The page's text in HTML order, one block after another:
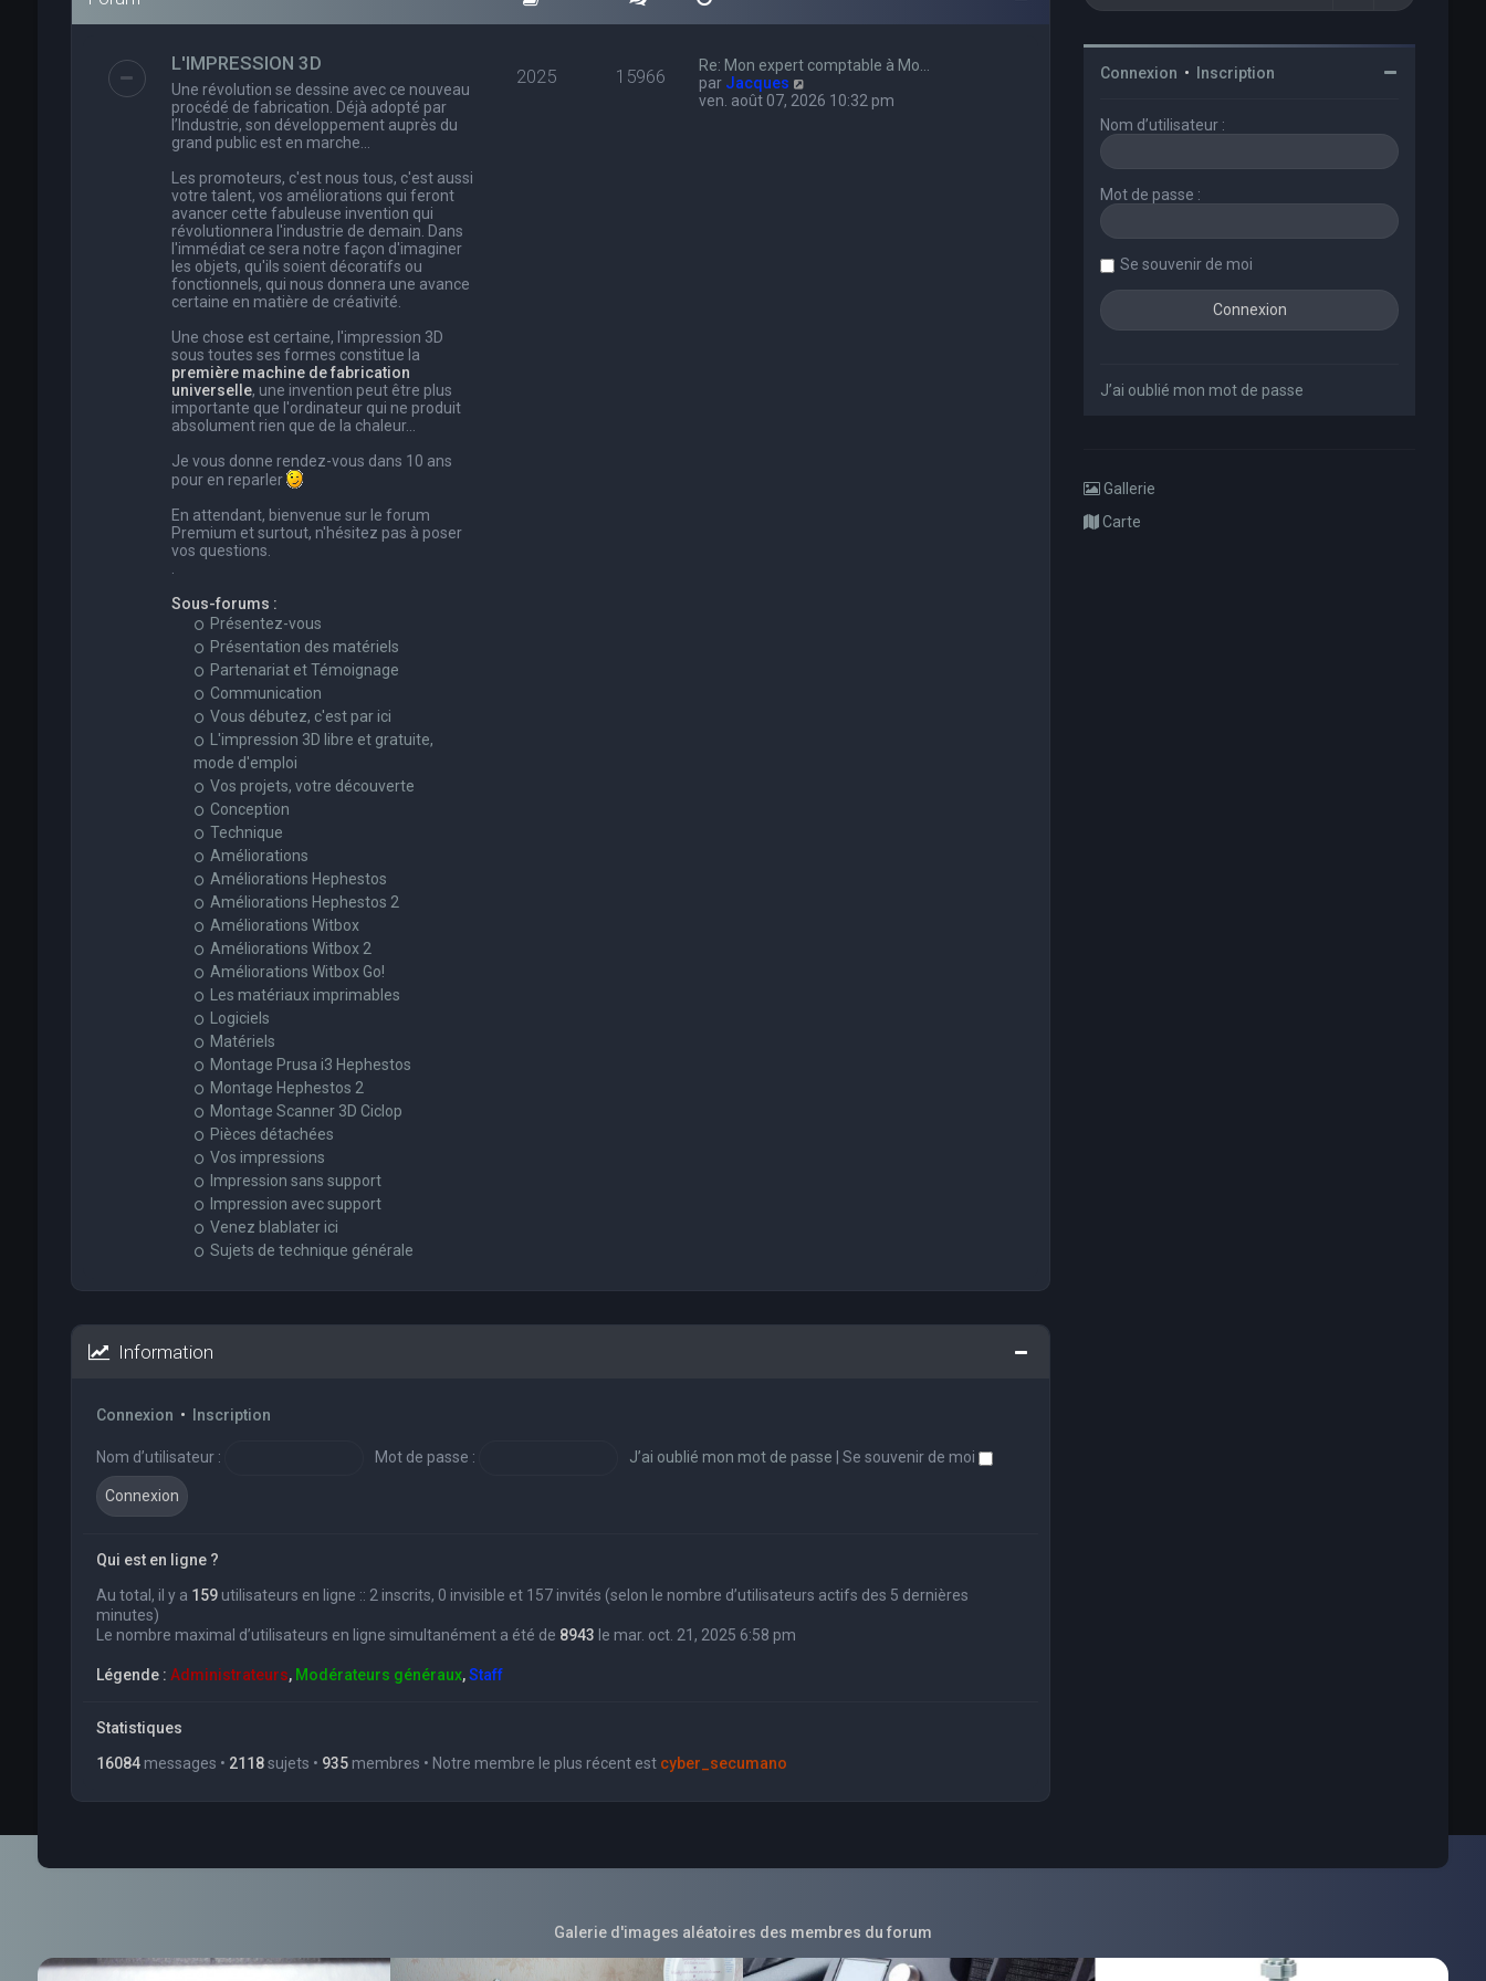
L'IMPRESSION 3D
Une révolution se dessine avec ce nouveau
procédé de fabrication. Déjà adopté par
l’Industrie, son développement auprès du
grand public est en marche…
Les promoteurs, c'est nous tous, c'est aussi
votre talent, vos améliorations qui feront
avancer cette fabuleuse invention qui
révolutionnera l'industrie de demain. Dans
l'immédiat ce sera notre façon d'imaginer
les objets, qu'ils soient décoratifs ou
fonctionnels, qui nous donnera une avance
certaine en matière de créativité.
Une chose est certaine, l'impression 3D
sous toutes ses formes constitue la
première machine de fabrication
universelle, une invention peut être plus
importante que l'ordinateur qui ne produit
absolument rien que de la chaleur...
Je vous donne rendez-vous dans 10 ans
pour en reparler
En attendant, bienvenue sur le forum
Premium et surtout, n'hésitez pas à poser
vos questions.
Sous-forums :
Présentez-vous
Présentation des matériels
Partenariat et Témoignage
Communication
Vous débutez, c'est par ici
L'impression 3D libre et gratuite,
mode d'emploi
Vos projets, votre découverte
Conception
Technique
Améliorations
Améliorations Hephestos
Améliorations Hephestos 2
Améliorations Witbox
Améliorations Witbox 2
Améliorations Witbox Go!
Les matériaux imprimables
Logiciels
Matériels
Montage Prusa i3 Hephestos
Montage Hephestos 2
Montage Scanner 3D Ciclop
Pièces détachées
Vos impressions
Impression sans support
Impression avec support
Venez blablater ici
Sujets de technique générale
2025 15966
Re: Mon expert comptable à Mo…
par Jacques
o
ven. août 07, 2026 10:32 pm
Information
Connexion • Inscription
Nom d’utilisateur : Mot de passe : J’ai oublié mon mot de passe Se souvenir de moi
Qui est en ligne ?
Au total, il y a 159utilisateurs en ligne :: 2 inscrits, 0 invisible et 157 invités (selon le nombre d’utilisateurs actifs des 5 dernières
minutes)
Le nombre maximal d’utilisateurs en ligne simultanément a été de 8943 le mar. oct. 21, 2025 6:58 pm
Légende : Administrateurs, Modérateurs généraux,Staff
Statistiques
16084messages • 2118sujets • 935membres • Notre membre le plus récent est cyber_secumano
Connexion • Inscription
Nom d’utilisateur :
Mot de passe :
Se souvenir de moi
J’ai oublié mon mot de passe
Gallerie
Carte
Galerie d'images aléatoires des membres du forum